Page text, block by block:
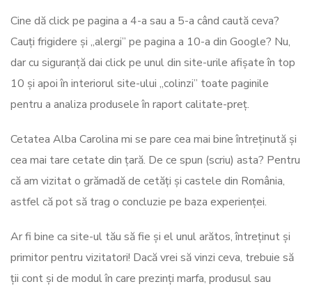
Cine dă click pe pagina a 4-a sau a 5-a când caută ceva?
Cauți frigidere și „alergi” pe pagina a 10-a din Google? Nu,
dar cu siguranță dai click pe unul din site-urile afișate în top
10 și apoi în interiorul site-ului „colinzi” toate paginile
pentru a analiza produsele în raport calitate-preț.
Cetatea Alba Carolina mi se pare cea mai bine întreținută și
cea mai tare cetate din țară. De ce spun (scriu) asta? Pentru
că am vizitat o grămadă de cetăți și castele din România,
astfel că pot să trag o concluzie pe baza experienței.
Ar fi bine ca site-ul tău să fie și el unul arătos, întreținut și
primitor pentru vizitatori! Dacă vrei să vinzi ceva, trebuie să
ții cont și de modul în care prezinți marfa, produsul sau